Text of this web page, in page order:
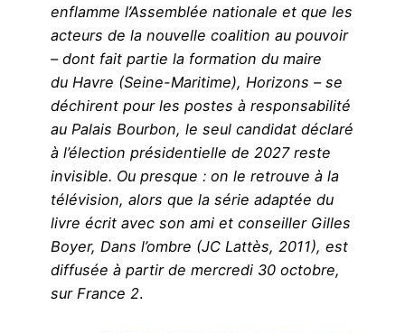
enflamme l’Assemblée nationale et que les
acteurs de la nouvelle coalition au pouvoir
– dont fait partie la formation du maire
du Havre (Seine-Maritime), Horizons – se
déchirent pour les postes à responsabilité
au Palais Bourbon, le seul candidat déclaré
à l’élection présidentielle de 2027 reste
invisible. Ou presque : on le retrouve à la
télévision, alors que la série adaptée du
livre écrit avec son ami et conseiller Gilles
Boyer, Dans l’ombre (JC Lattès, 2011), est
diffusée à partir de mercredi 30 octobre,
sur France 2.